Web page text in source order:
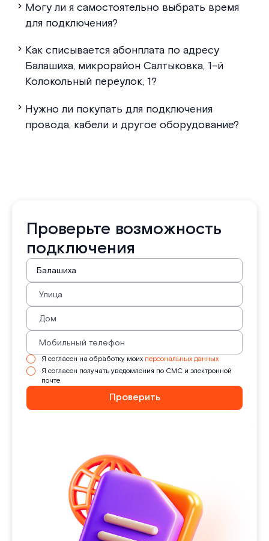
Могу ли я самостоятельно выбрать время
для подключения?
Как списывается абонплата по адресу
Балашиха, микрорайон Салтыковка, 1-й
Колокольный переулок, 1?
Нужно ли покупать для подключения
провода, кабели и другое оборудование?
Проверьте возможность
подключения
Я согласен на обработку моих персональных данных
Я согласен получать уведомления по СМС и электронной
почте
Проверить